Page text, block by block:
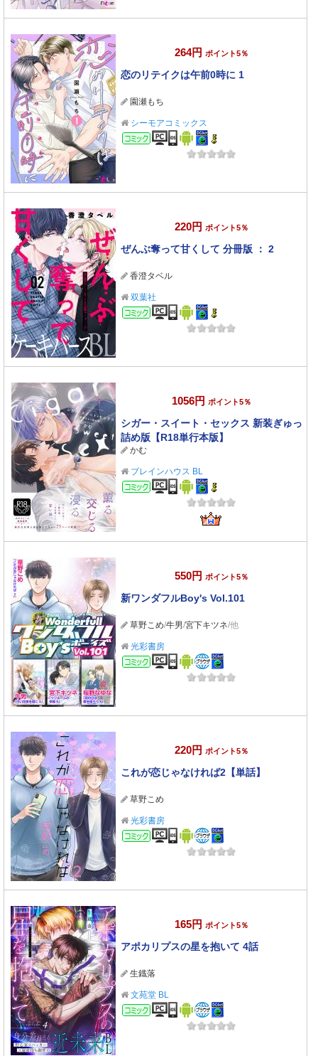
264円 ポイント5％
恋のリテイクは午前0時に 1
園瀬もち
シーモアコミックス
コミック
220円 ポイント5％
ぜんぶ奪って甘くして 分冊版 ： 2
香澄タベル
双葉社
コミック
1056円 ポイント5％
シガー・スイート・セックス 新装ぎゅっ
詰め版【R18単行本版】
かむ
ブレインハウス BL
コミック
550円 ポイント5％
新ワンダフルBoy's Vol.101
草野こめ/牛男/宮下キツネ/他
光彩書房
コミック
220円 ポイント5％
これが恋じゃなければ2【単話】
草野こめ
光彩書房
コミック
165円 ポイント5％
アポカリプスの星を抱いて 4話
生鐡落
文苑堂 BL
コミック